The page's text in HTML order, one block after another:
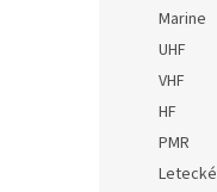
Marine
UHF
VHF
HF
PMR
Letecké